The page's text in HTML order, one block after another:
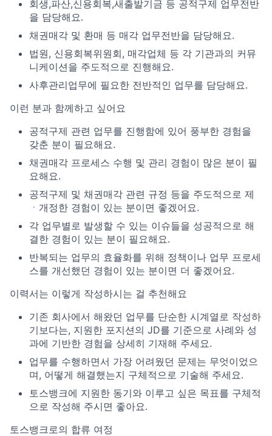
회생,파산,신용회복,새출발기금 등 공적구제 업무전반
을 담당해요.
채권매각 및 환매 등 매각 업무전반을 담당해요.
법원, 신용회복위원회, 매각업체 등 각 기관과의 커뮤
니케이션을 주도적으로 진행해요.
사후관리업무에 필요한 전반적인 업무를 담당해요.
이런 분과 함께하고 싶어요
공적구제 관련 업무를 진행함에 있어 풍부한 경험을
갖춘 분이 필요해요.
채권매각 프로세스 수행 및 관리 경험이 많은 분이 필
요해요.
공적구제 및 채권매각 관련 규정 등을 주도적으로 제
ㆍ개정한 경험이 있는 분이면 좋겠어요.
각 업무별로 발생할 수 있는 이슈들을 성공적으로 해
결한 경험이 있는 분이 필요해요.
반복되는 업무의 효율화를 위해 정책이나 업무 프로세
스를 개선했던 경험이 있는 분이면 더 좋겠어요.
이력서는 이렇게 작성하시는 걸 추천해요
기존 회사에서 해왔던 업무를 단순한 시계열로 작성하
기보다는, 지원한 포지션의 JD를 기준으로 사례와 성
과에 기반한 경험을 상세히 기재해 주세요.
업무를 수행하면서 가장 어려웠던 문제는 무엇이었으
며, 어떻게 해결했는지 구체적으로 기술해 주세요.
토스뱅크에 지원한 동기와 이루고 싶은 목표를 구체적
으로 작성해 주시면 좋아요.
토스뱅크로의 합류 여정